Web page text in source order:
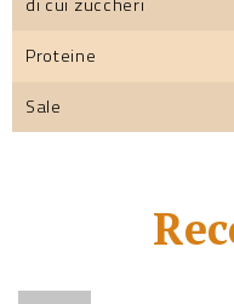
Proteine
Sale